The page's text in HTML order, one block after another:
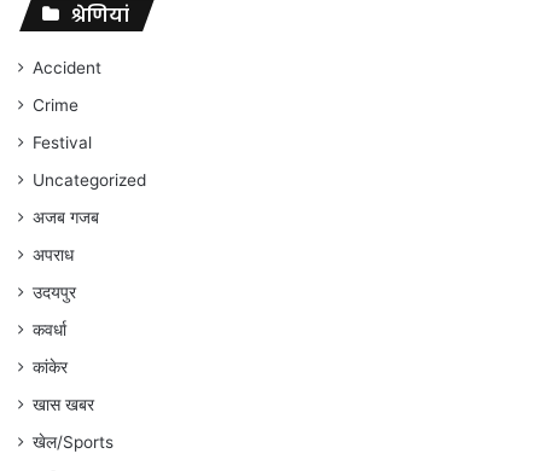
संघर्ष
जारी
रहेगा
अंकित
गौरहा
श्रेणियां
Accident
Crime
Festival
Uncategorized
अजब गजब
अपराध
उदयपुर
कवर्धा
कांकेर
खास खबर
खेल/Sports